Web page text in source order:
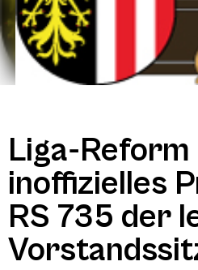
Liga‐Reform
inoffizielles
RS 735 der